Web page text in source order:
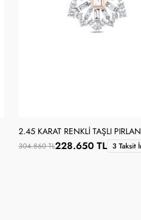
2.45 KARAT RENKLI TAŞLI
304.860 TL228.650 TL 3 Taksit